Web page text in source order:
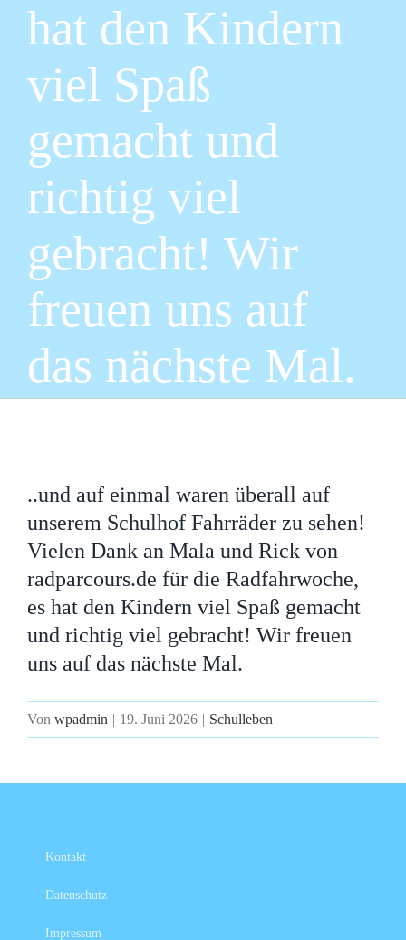
hat den Kindern
viel Spaß
gemacht und
richtig viel
gebracht! Wir
freuen uns auf
das nächste Mal.
grösseres
..und auf einmal waren überall auf
unserem Schulhof Fahrräder zu sehen!
Vielen Dank an Mala und Rick von
radparcours.de für die Radfahrwoche,
es hat den Kindern viel Spaß gemacht
und richtig viel gebracht! Wir freuen
uns auf das nächste Mal.
Von wpadmin | 19. Juni 2026 | Schulleben
Kontakt
Datenschutz
Impressum